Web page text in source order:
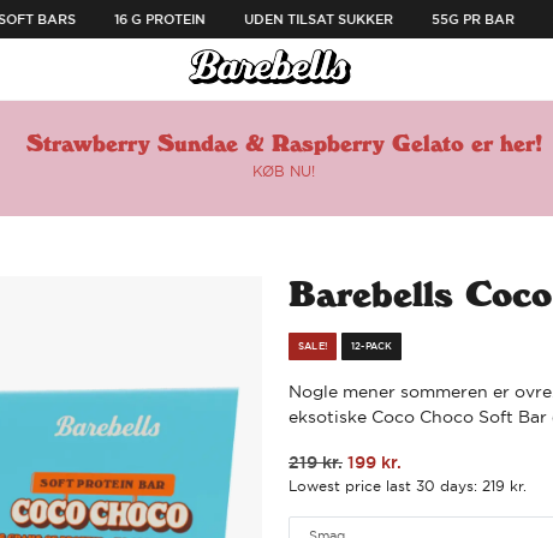
BARS 16 G PROTEIN UDEN TILSAT SUKKER 55G PR BAR
Strawberry Sundae & Raspberry Gelato er her!
KØB NU!
Barebells
SALE! 12-PACK
Nogle mener sommeren er
eksotiske Coco Choco Soft
219kr.
Den
199 kr.
Den
Lowest price last 30 days: 219 kr.